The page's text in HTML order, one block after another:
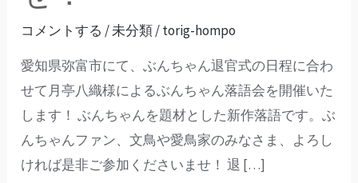
コメントする /未分類/torig-hompo
愛知県弥富市にて、ぶんちゃん退官式の日程に合わ
せて月亭八織様によるぶんちゃん落語会を開催いた
します！ ぶんちゃんを題材とした新作落語です。ぶ
んちゃんファン、文鳥や愛鳥家のみなさま、よろし
ければ是非ご参加くださいませ！ 退 […]
ち
ん
落
語
会
開